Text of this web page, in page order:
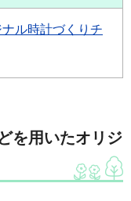
ル時計づくりチ
を用いたオリジ